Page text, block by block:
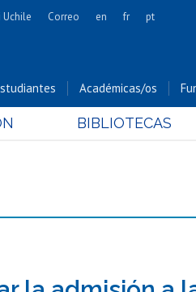
Cs. Forestales y Conservación
Cs. Sociales
Bachillerato
Uchile Correo en fr pt
Académicas/os
BIBLIOTECAS